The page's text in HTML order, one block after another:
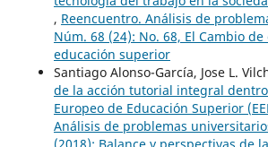
, Reencuentro. Análisis de
Núm. 68 (24): No. 68, El Cambio de
educación superior
Santiago Alonso-García, Jose L.
de la acción tutorial integral
Europeo de Educación Superior
Análisis de problemas
(2018): Balance y perspectivas de